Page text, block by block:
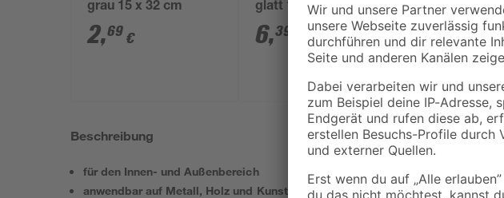
grau 15 x 32 cm
2,69 €
glatt 11 cm 5 Stück
6,39
2,5 l
36,99€
14,80 € / Liter
Beschreibung
für den Innen- und Außenbereich
anwendbar auf Metall, Holz und Kunststoff